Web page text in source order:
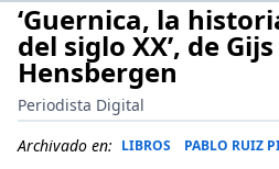
‘Guernica, la
del siglo XX’, de
Hensbergen
Periodista Digital
Archivado en: LIBROS PABLO RUIZ